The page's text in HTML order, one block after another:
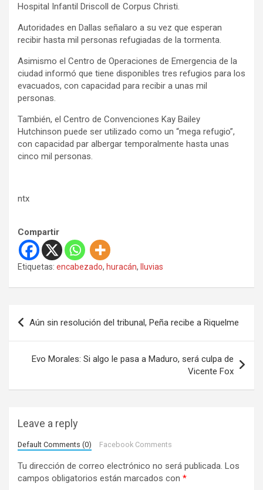
Hospital Infantil Driscoll de Corpus Christi.
Autoridades en Dallas señalaro a su vez que esperan
recibir hasta mil personas refugiadas de la tormenta.
Asimismo el Centro de Operaciones de Emergencia de la
ciudad informó que tiene disponibles tres refugios para los
evacuados, con capacidad para recibir a unas mil
personas.
También, el Centro de Convenciones Kay Bailey
Hutchinson puede ser utilizado como un “mega refugio”,
con capacidad par albergar temporalmente hasta unas
cinco mil personas.
ntx
Compartir
Etiquetas: encabezado, huracán, lluvias
g
Aún sin resolución del tribunal, Peña recibe a Riquelme
Evo Morales: Si algo le pasa a Maduro, será culpa de
Vicente Fox
Leave a reply
Default Comments (0) Facebook Comments
Tu dirección de correo electrónico no será publicada. Los
campos obligatorios están marcados con *